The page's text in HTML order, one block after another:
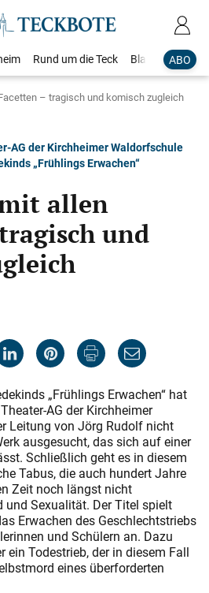
ABO
Rund um die Teck Blaulicht
– tragisch und komisch zugleich
AG der Kirchheimer Waldorfschule
„Frühlings Erwachen“
allen
und
„Frühlings Erwachen“ hat
AG der Kirchheimer
Leitung von Jörg Rudolf nicht
ausgesucht, das sich auf einer
Schließlich geht es in diesem
Tabus, die auch hundert Jahre
Zeit noch längst nicht
Sexualität. Der Titel spielt
Erwachen des Geschlechtstriebs
und Schülern an. Dazu
ein Todestrieb, der in diesem Fall
eines überforderten